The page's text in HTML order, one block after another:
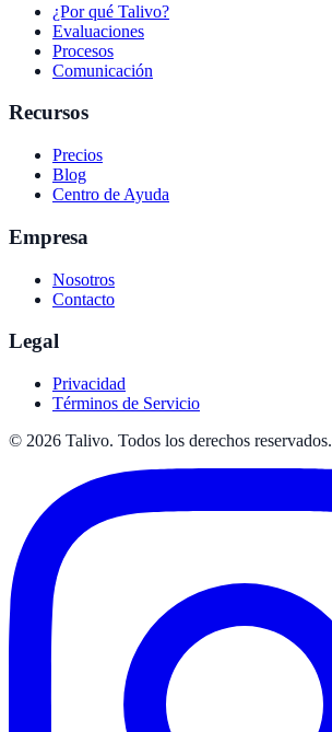
¿Por qué Talivo?
Evaluaciones
Procesos
Comunicación
Recursos
Precios
Blog
Centro de Ayuda
Empresa
Nosotros
Contacto
Legal
Privacidad
Términos de Servicio
© 2026 Talivo. Todos los derechos reservados.